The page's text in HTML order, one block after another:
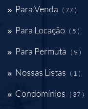
Para Venda ( 77 )
Para Locação ( 5 )
Para Permuta ( 9 )
Nossas Listas ( 1 )
Condomínios ( 37 )